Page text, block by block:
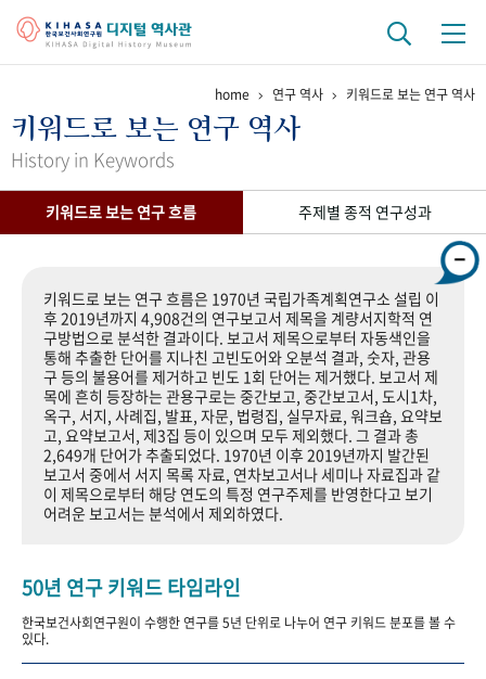
걸어온 길 기관 변천사 역대 기관장
연구 역사
기록물 아카이브
사진 아카이브 문서 기록물 행정박물 영상 기록물
+1주년 기념
성과 50선 숫자로 보는 50년 50+1주년 광장
세계와 함께 한 KIHASA
VR 역사관
home 연구 역사 키워드로 보는 연구 역사
키워드로 보는 연구 역사
History in Keywords
키워드로 보는 연구 흐름 주제별 종적 연구성과
키워드로 보는 연구 흐름은 1970년 국립가족계획연구소 설립 이
후 2019년까지 4,908건의 연구보고서 제목을 계량서지학적 연
구방법으로 분석한 결과이다. 보고서 제목으로부터 자동색인을
통해 추출한 단어를 지나친 고빈도어와 오분석 결과, 숫자, 관용
구 등의 불용어를 제거하고 빈도 1회 단어는 제거했다. 보고서 제
목에 흔히 등장하는 관용구로는 중간보고, 중간보고서, 도시1차,
옥구, 서지, 사례집, 발표, 자문, 법령집, 실무자료, 워크숍, 요약보
고, 요약보고서, 제3집 등이 있으며 모두 제외했다. 그 결과 총
2,649개 단어가 추출되었다. 1970년 이후 2019년까지 발간된
보고서 중에서 서지 목록 자료, 연차보고서나 세미나 자료집과 같
이 제목으로부터 해당 연도의 특정 연구주제를 반영한다고 보기
어려운 보고서는 분석에서 제외하였다.
50년 연구 키워드 타임라인
한국보건사회연구원이 수행한 연구를 5년 단위로 나누어 연구 키워드 분포를 볼 수
있다.